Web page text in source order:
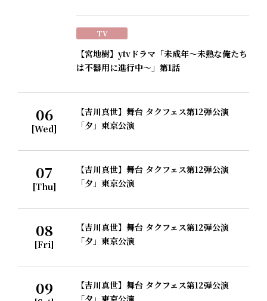
TV
【宮地樹】ytvドラマ「未成年～未熟な俺たち
は不器用に進行中～」第1話
06
[Wed]
【吉川真世】舞台 タクフェス第12弾公演
「夕」東京公演
07
[Thu]
【吉川真世】舞台 タクフェス第12弾公演
「夕」東京公演
08
[Fri]
【吉川真世】舞台 タクフェス第12弾公演
「夕」東京公演
09
【吉川真世】舞台 タクフェス第12弾公演
「夕」東京公演